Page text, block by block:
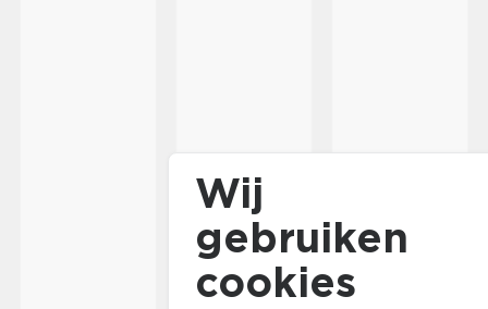
Wij
gebruiken
cookies